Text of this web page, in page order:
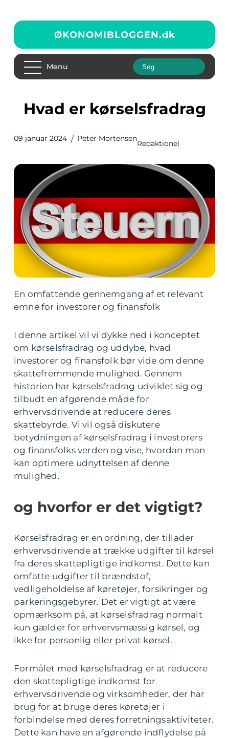
ØKONOMIBLOGGEN.dk
Menu
Hvad er kørselsfradrag
09 januar 2024 Peter Mortensen
Redaktionel
En omfattende gennemgang af et relevant
emne for investorer og finansfolk
I denne artikel vil vi dykke ned i konceptet
om kørselsfradrag og uddybe, hvad
investorer og finansfolk bør vide om denne
skattefremmende mulighed. Gennem
historien har kørselsfradrag udviklet sig og
tilbudt en afgørende måde for
erhvervsdrivende at reducere deres
skattebyrde. Vi vil også diskutere
betydningen af kørselsfradrag i investorers
og finansfolks verden og vise, hvordan man
kan optimere udnyttelsen af denne
mulighed.
og hvorfor er det vigtigt?
Kørselsfradrag er en ordning, der tillader
erhvervsdrivende at trække udgifter til kørsel
fra deres skattepligtige indkomst. Dette kan
omfatte udgifter til brændstof,
vedligeholdelse af køretøjer, forsikringer og
parkeringsgebyrer. Det er vigtigt at være
opmærksom på, at kørselsfradrag normalt
kun gælder for erhvervsmæssig kørsel, og
ikke for personlig eller privat kørsel.
Formålet med kørselsfradrag er at reducere
den skattepligtige indkomst for
erhvervsdrivende og virksomheder, der har
brug for at bruge deres køretøjer i
forbindelse med deres forretningsaktiviteter.
Dette kan have en afgørende indflydelse på